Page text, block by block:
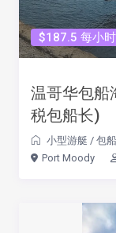
$187.5 每小时
温哥华包船
税包船长)
小型游艇 / 包
Port Moody